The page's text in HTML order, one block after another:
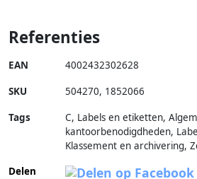
Referenties
EAN 4002432302628
SKU 504270, 1852066
Tags
C, Labels en etiketten,
kantoorbenodigdheden,
Klassement en archivering,
Delen